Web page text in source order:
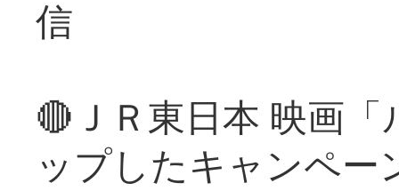
信
🔴ＪＲ東日本 映画
ップしたキャンペー